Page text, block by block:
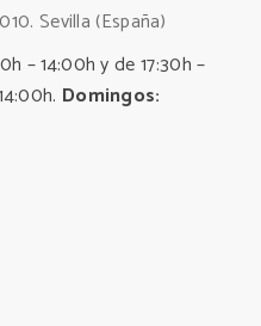
Sevilla (España)
– 14:00h y de 17:30h –
Domingos: